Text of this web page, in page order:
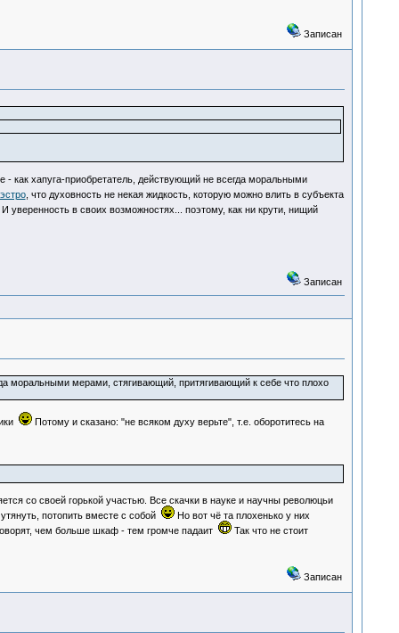
Записан
- как хапуга-приобретатель, действующий не всегда моральными
, что духовность не некая жидкость, которую можно влить в субъекта
в своих возможностях... поэтому, как ни крути, нищий
Записан
моральными мерами, стягивающий, притягивающий к себе что плохо
Потому и сказано: "не всяком духу верьте", т.е. оборотитесь на
со своей горькой участью. Все скачки в науке и научны революцьи
потопить вместе с собой
Но вот чё та плохенько у них
чем больше шкаф - тем громче падаит
Так что не стоит
Записан